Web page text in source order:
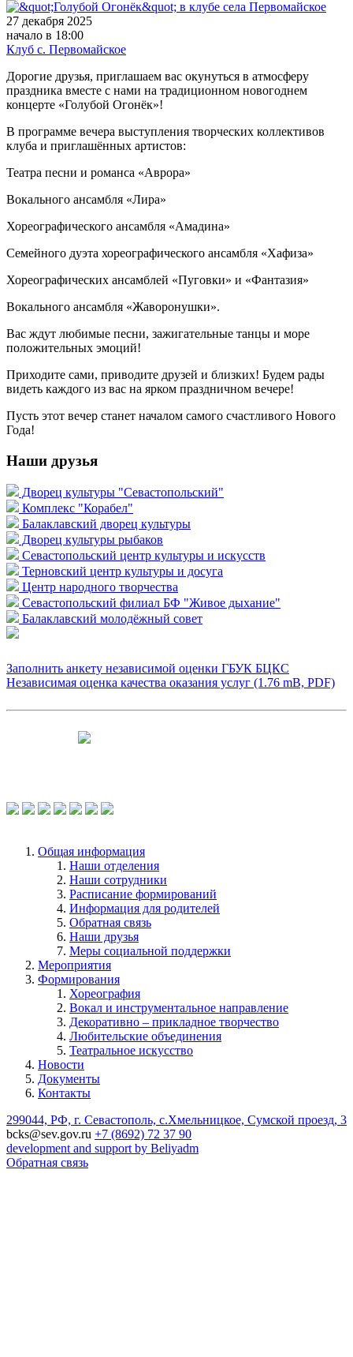
27 декабря 2025
начало в 18:00
Клуб с. Первомайское
Дорогие друзья, приглашаем вас окунуться в атмосферу
праздника вместе с нами на традиционном новогоднем
концерте «Голубой Огонёк»!
В программе вечера выступления творческих коллективов
клуба и приглашённых артистов:
Театра песни и романса «Аврора»
Вокального ансамбля «Лира»
Хореографического ансамбля «Амадина»
Семейного дуэта хореографического ансамбля «Хафиза»
Хореографических ансамблей «Пуговки» и «Фантазия»
Вокального ансамбля «Жаворонушки».
Вас ждут любимые песни, зажигательные танцы и море
положительных эмоций!
Приходите сами, приводите друзей и близких! Будем рады
видеть каждого из вас на ярком праздничном вечере!
Пусть этот вечер станет началом самого счастливого Нового
Года!
Наши друзья
Дворец культуры "Севастопольский"
Комплекс "Корабел"
Балаклавский дворец культуры
Дворец культуры рыбаков
Севастопольский центр культуры и искусств
Терновский центр культуры и досуга
Центр народного творчества
Севастопольский филиал БФ "Живое дыхание"
Балаклавский молодёжный совет
Заполнить анкету независимой оценки ГБУК БЦКС
Независимая оценка качества оказания услуг (1.76 mB, PDF)
Общая информация
Наши отделения
Наши сотрудники
Расписание формирований
Информация для родителей
Обратная связь
Наши друзья
Меры социальной поддержки
Мероприятия
Формирования
Хореография
Вокал и инструментальное направление
Декоративно – прикладное творчество
Любительские объединения
Театральное искусство
Новости
Документы
Контакты
299044, РФ, г. Севастополь, с.Хмельницкое, Сумской проезд, 3
bcks@sev.gov.ru +7 (8692) 72 37 90
development and support by Beliyadm
Обратная связь